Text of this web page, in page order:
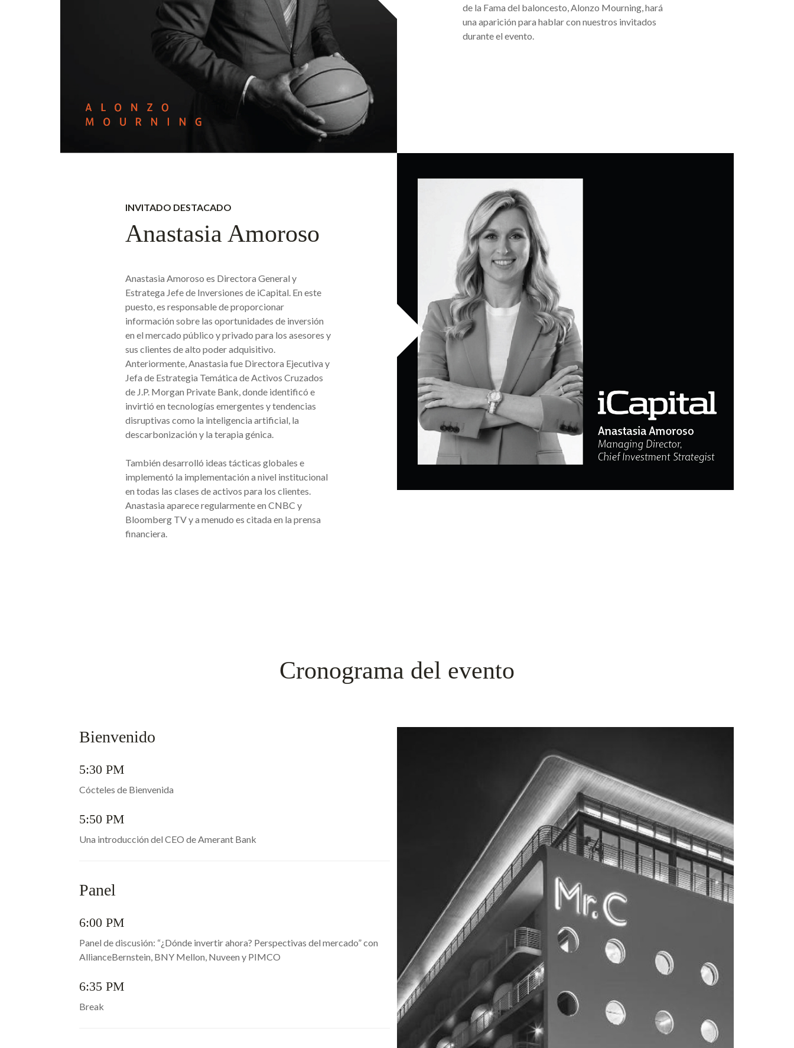
de la Fama del baloncesto, Alonzo Mourning, hará
una aparición para hablar con nuestros invitados
durante el evento.
INVITADO DESTACADO
Anastasia Amoroso
Anastasia Amoroso es Directora General y
Estratega Jefe de Inversiones de iCapital. En este
puesto, es responsable de proporcionar
información sobre las oportunidades de inversión
en el mercado público y privado para los asesores y
sus clientes de alto poder adquisitivo.
Anteriormente, Anastasia fue Directora Ejecutiva y
Jefa de Estrategia Temática de Activos Cruzados
de J.P. Morgan Private Bank, donde identificó e
invirtió en tecnologías emergentes y tendencias
disruptivas como la inteligencia artificial, la
descarbonización y la terapia génica.
También desarrolló ideas tácticas globales e
implementó la implementación a nivel institucional
en todas las clases de activos para los clientes.
Anastasia aparece regularmente en CNBC y
Bloomberg TV y a menudo es citada en la prensa
financiera.
Cronograma del evento
Bienvenido
5:30 PM
Cócteles de Bienvenida
5:50 PM
Una introducción del CEO de Amerant Bank
Panel
6:00 PM
Panel de discusión: “¿Dónde invertir ahora? Perspectivas del mercado” con
AllianceBernstein, BNY Mellon, Nuveen y PIMCO
6:35 PM
Break